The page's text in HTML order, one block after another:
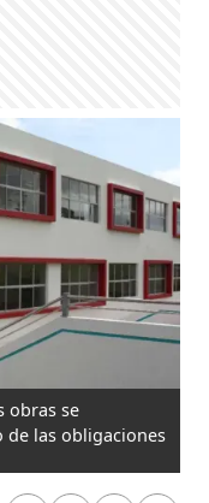
obras se
las obligaciones